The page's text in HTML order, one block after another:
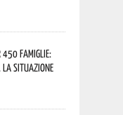
450 famiglie:
La situazione